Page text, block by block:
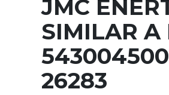
JMC
SIMILAR A
26283